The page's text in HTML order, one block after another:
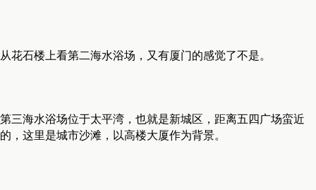
从花石楼上看第二海水浴场，又有厦门的感觉了不是。
第三海水浴场位于太平湾，也就是新城区，距离五四广场蛮近
的，这里是城市沙滩，以高楼大厦作为背景。